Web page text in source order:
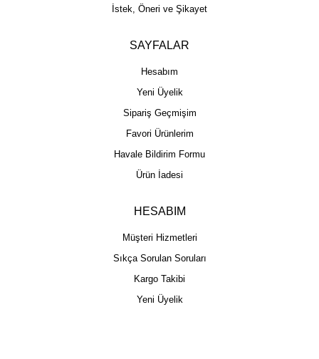
İstek, Öneri ve Şikayet
SAYFALAR
Hesabım
Yeni Üyelik
Sipariş Geçmişim
Favori Ürünlerim
Havale Bildirim Formu
Ürün İadesi
HESABIM
Müşteri Hizmetleri
Sıkça Sorulan Soruları
Kargo Takibi
Yeni Üyelik